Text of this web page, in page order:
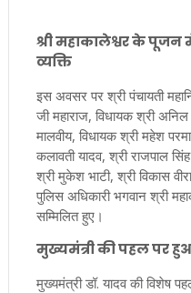
श्री महाकालेश्वर के
व्यक्ति
इस अवसर पर श्री पंचायती
जी महाराज, विधायक श्री
मालवीय, विधायक श्री महेश
कलावती यादव, श्री राजपाल
श्री मुकेश भाटी, श्री विकास
पुलिस अधिकारी भगवान श्री
सम्मिलित हुए।
मुख्यमंत्री की पहल पर
मुख्यमंत्री डॉ. यादव की विशेष